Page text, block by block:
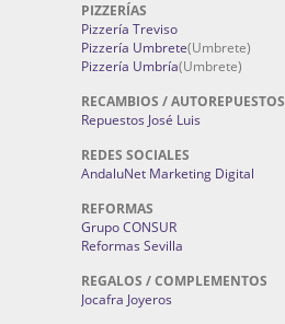
PIZZERÍAS
Pizzería Treviso
Pizzería Umbrete(Umbrete)
Pizzería Umbría(Umbrete)
RECAMBIOS / AUTOREPUESTOS
Repuestos José Luis
REDES SOCIALES
AndaluNet Marketing Digital
REFORMAS
Grupo CONSUR
Reformas Sevilla
REGALOS / COMPLEMENTOS
Jocafra Joyeros